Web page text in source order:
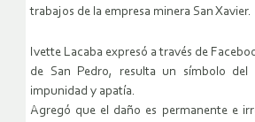
trabajos de la empresa minera San Xavier.
Ivette Lacaba expresó a través de
de San Pedro, resulta un símbolo del
impunidad y apatía.
Agregó que el daño es permanente e